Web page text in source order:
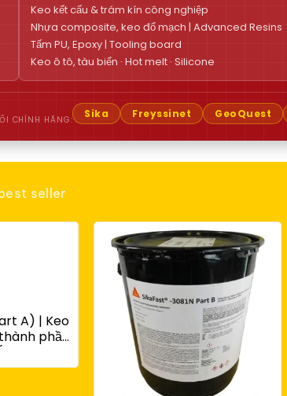
Keo kết cấu & trám kín công nghiệp
Nhựa composite, keo đổ mạch | Advanced Resins
Tấm PU, Epoxy | Tooling board
Keo ô tô, tàu biển · Hot melt · Silicone
CHÍNH HÃNG: Sika Freyssinet GeoQuest
seller
A) | Keo
phần
với
Part B)